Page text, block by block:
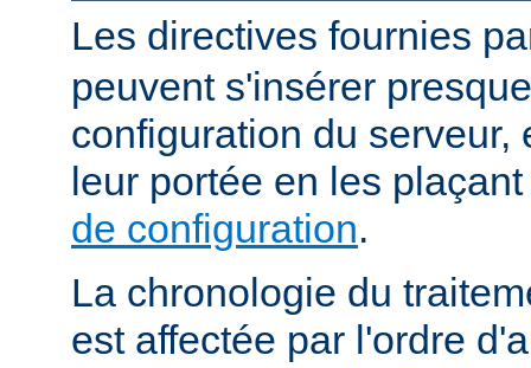
Les directives fournies
peuvent s'insérer
configuration du serveur,
leur portée en les
de configuration.
La chronologie du
est affectée par l'ordre